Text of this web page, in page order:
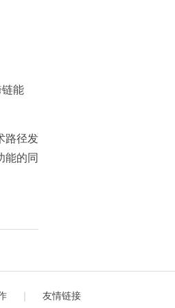
能
路径发
能的同
友情链接